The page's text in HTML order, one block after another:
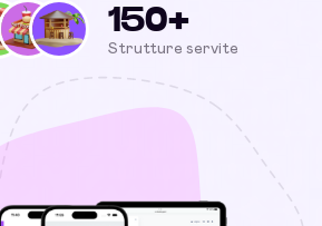
150+
Strutture servite